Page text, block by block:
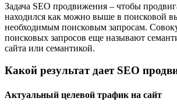
Задача SEO продвижения – чтобы
находился как можно выше в поисковой
необходимым поисковым запросам.
поисковых запросов еще называют
сайта или семантикой.
Какой результат дает SEO
Актуальный целевой трафик на сайт